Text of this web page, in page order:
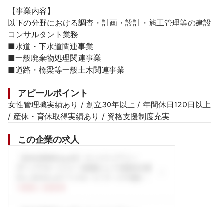
【事業内容】
以下の分野における調査・計画・設計・施工管理等の建設
コンサルタント業務
■水道・下水道関連事業
■一般廃棄物処理関連事業
■道路・橋梁等一般土木関連事業
アピールポイント
女性管理職実績あり / 創立30年以上 / 年間休日120日以上
/ 産休・育休取得実績あり / 資格支援制度充実
この企業の求人